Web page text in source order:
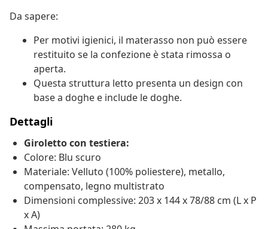
Da sapere:
Per motivi igienici, il materasso non può essere
restituito se la confezione è stata rimossa o
aperta.
Questa struttura letto presenta un design con
base a doghe e include le doghe.
Dettagli
Giroletto con testiera:
Colore: Blu scuro
Materiale: Velluto (100% poliestere), metallo,
compensato, legno multistrato
Dimensioni complessive: 203 x 144 x 78/88 cm (L x P
x A)